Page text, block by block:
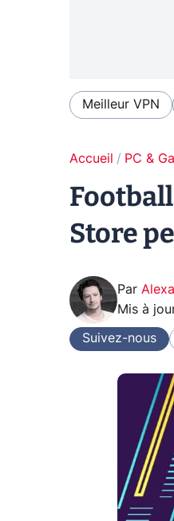
Meilleur VPN
Accueil PC &
Store
Par
Mis à
Suivez-nous